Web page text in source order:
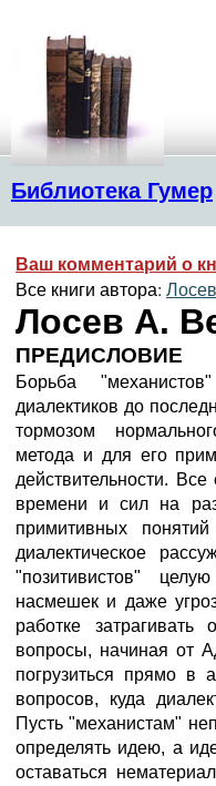
Библиотека Гумер
Ваш комментарий о
Все книги автора:
Лосев А.
ПРЕДИСЛОВИЕ
Борьба
диалектиков до
тормозом
метода и для его
действительности.
времени и сил на
примитивных
диалектическое
"позитивистов"
насмешек и даже
работке
вопросы, начиная от
погрузиться прямо в
вопросов, куда
Пусть "механистам"
определять идею, а
оставаться